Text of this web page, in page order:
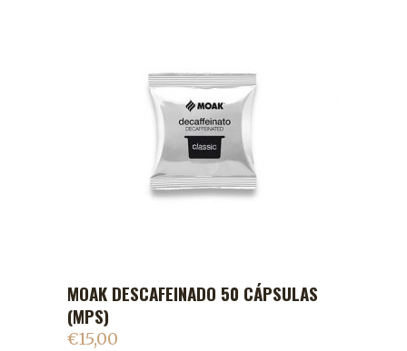
ADICIONAR AO CARRINHO
MOAK DESCAFEINADO 50 CÁPSULAS
(MPS)
€15,00